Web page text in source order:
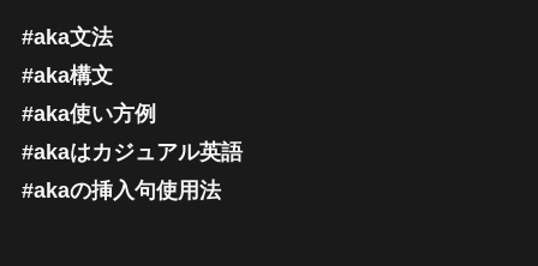
#aka文法
#aka構文
#aka使い方例
#akaはカジュアル英語
#akaの挿入句使用法